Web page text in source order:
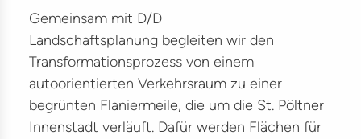
Gemeinsam mit D/D
Landschaftsplanung begleiten wir den
Transformationsprozess von einem
autoorientierten Verkehrsraum zu einer
begrünten Flaniermeile, die um die St. Pöltner
Innenstadt verläuft. Dafür werden Flächen für